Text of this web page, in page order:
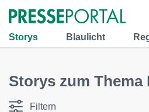
Storys Blaulicht
Storys zum Thema
Filtern